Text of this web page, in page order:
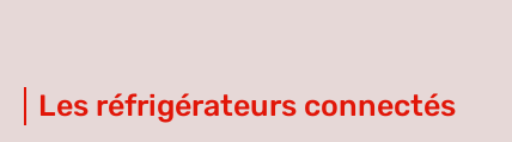
Les réfrigérateurs connectés